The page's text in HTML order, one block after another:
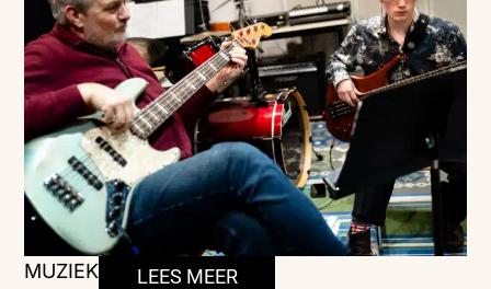
MUZIEK LEES MEER